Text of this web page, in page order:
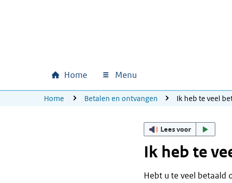
Hoofdnavigatie
Home Menu
U bevindt zich hier:
Home Betalen en ontvangen Ik heb te veel
Lees voor
Ik heb te
Hebt u te veel betaald